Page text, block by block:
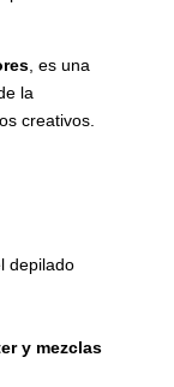
, es una
la
creativos.
depilado
y mezclas